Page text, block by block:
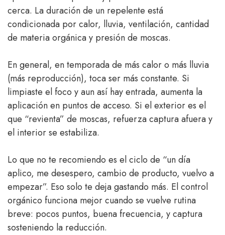
cerca. La duración de un repelente está
condicionada por calor, lluvia, ventilación, cantidad
de materia orgánica y presión de moscas.
En general, en temporada de más calor o más lluvia
(más reproducción), toca ser más constante. Si
limpiaste el foco y aun así hay entrada, aumenta la
aplicación en puntos de acceso. Si el exterior es el
que “revienta” de moscas, refuerza captura afuera y
el interior se estabiliza.
Lo que no te recomiendo es el ciclo de “un día
aplico, me desespero, cambio de producto, vuelvo a
empezar”. Eso solo te deja gastando más. El control
orgánico funciona mejor cuando se vuelve rutina
breve: pocos puntos, buena frecuencia, y captura
sosteniendo la reducción.